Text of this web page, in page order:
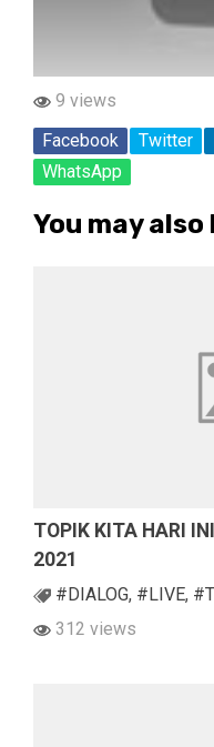
9 views
Facebook
Twitter
WhatsApp
You may also
TOPIK KITA HARI
2021
#DIALOG, #LIVE,
312 views